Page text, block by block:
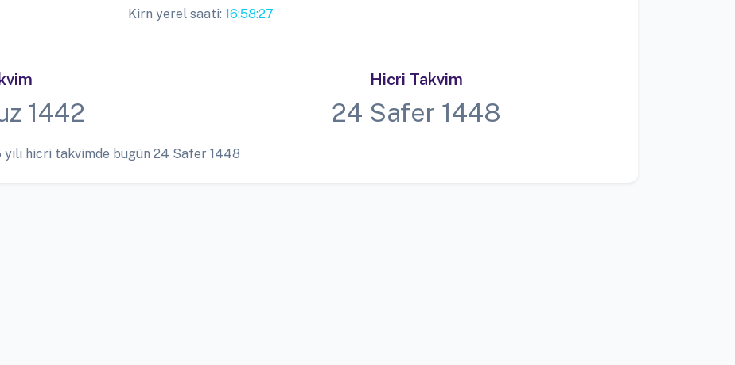
Kirn yerel saati: 16:58:27
1442
Hicri Takvim
24 Safer 1448
hicri takvimde bugün 24 Safer 1448